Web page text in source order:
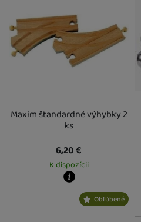
Maxim štandardné výhybky 2
ks
6,20€
K dispozícii
Kdy zboží dostanete?
Osobný odber vo výdajnom mieste
Obľúbené